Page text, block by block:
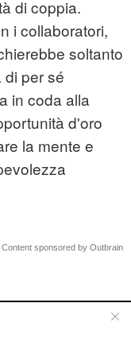
di coppia.
i collaboratori,
soltanto
per sé
in coda alla
d'oro
la mente e
Content sponsored by Outbrain